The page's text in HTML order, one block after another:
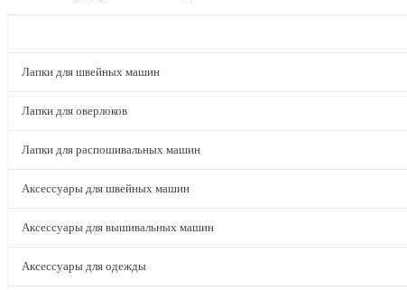
Лапки для швейных машин
Лапки для оверлоков
Лапки для распошивальных машин
Аксессуары для швейных машин
Аксессуары для вышивальных машин
Аксессуары для одежды